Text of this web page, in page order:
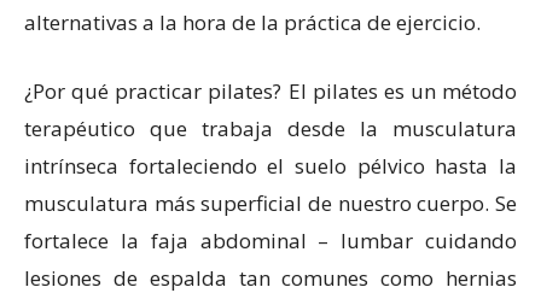
alternativas a la hora de la práctica de ejercicio.
¿Por qué practicar pilates? El pilates es un método
terapéutico que trabaja desde la musculatura
intrínseca fortaleciendo el suelo pélvico hasta la
musculatura más superficial de nuestro cuerpo. Se
fortalece la faja abdominal – lumbar cuidando
lesiones de espalda tan comunes como hernias